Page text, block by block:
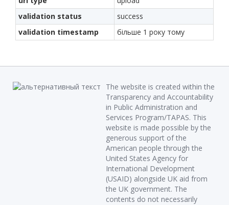
validation status
success
validation timestamp
більше 1 року тому
The website is created within the
Transparency and Accountability
in Public Administration and
Services Program/TAPAS. This
website is made possible by the
generous support of the
American people through the
United States Agency for
International Development
(USAID) alongside UK aid from
the UK government. The
contents do not necessarily